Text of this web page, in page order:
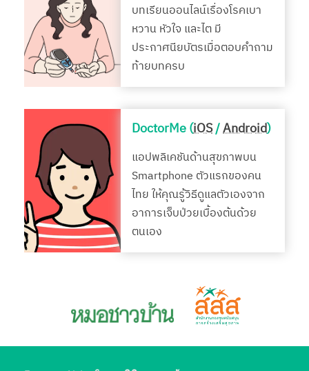
บทเรียนออนไลน์เรื่องโรคเบา
หวาน หัวใจ และไต มี
ประกาศนียบัตรเมื่อตอบคำถาม
ท้ายบทครบ
DoctorMe (iOS/Android)
แอปพลิเคชันด้านสุขภาพบน
Smartphone ตัวแรกของคน
ไทย ให้คุณรู้วิธีดูแลตัวเองจาก
อาการเจ็บป่วยเบื้องต้นด้วย
ตนเอง